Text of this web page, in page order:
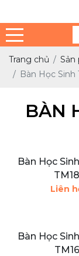
Trang chủ Sản
Bàn Học Sinh
BÀN
Bàn Học
TM18
Liên
Bàn Học
TM16